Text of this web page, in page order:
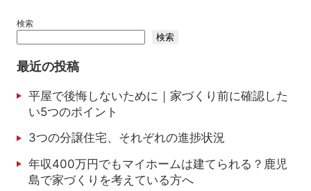
検索
検索
最近の投稿
平屋で後悔しないために｜家づくり前に確認した
い5つのポイント
3つの分譲住宅、それぞれの進捗状況
年収400万円でもマイホームは建てられる？鹿児
島で家づくりを考えている方へ